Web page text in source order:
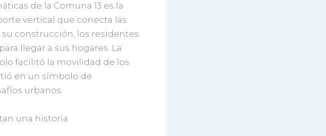
de la Comuna 13 es la
vertical que conecta las
construcción, los residentes
llegar a sus hogares. La
facilitó la movilidad de los
en un símbolo de
urbanos.
una historia